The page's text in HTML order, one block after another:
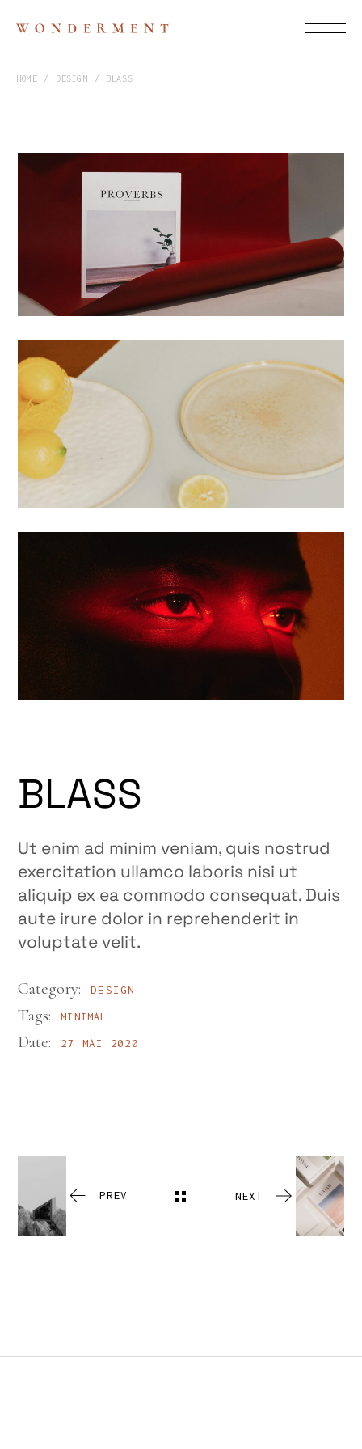
HOME DESIGN BLASS
BLASS
Ut enim ad minim veniam, quis nostrud
exercitation ullamco laboris nisi ut
aliquip ex ea commodo consequat. Duis
aute irure dolor in reprehenderit in
voluptate velit.
Category: DESIGN
Tags: MINIMAL
Date: 27 MAI 2020
PREV NEXT